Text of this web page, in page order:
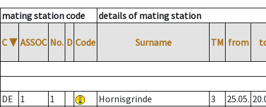
mating station code details of mating station
C ▼ ASSOC No. D Code Surname TM from
DE 1 1 Hornisgrinde 3 25.05.